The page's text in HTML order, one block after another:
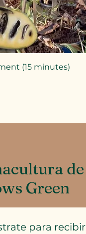
(15 minutes)
de
Green
para recibir